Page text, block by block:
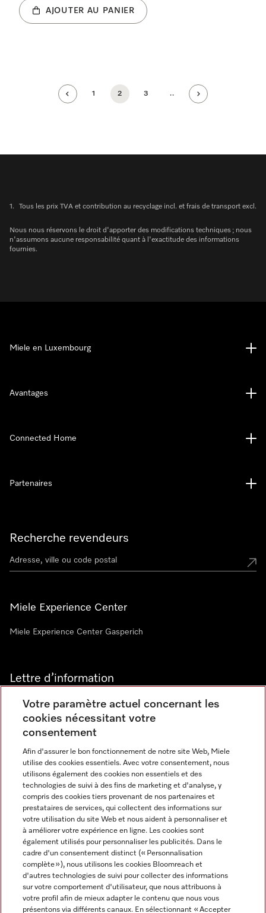
AJOUTER AU PANIER
1 2 3 ..
1. Tous les prix TVA et contribution au recyclage incl. et frais de transport excl.
Nous nous réservons le droit d'apporter des modifications techniques ; nous
n'assumons aucune responsabilité quant à l'exactitude des informations
fournies.
Recherche revendeurs
Miele Experience Center
Miele Experience Center Gasperich
Lettre d’information
Langue
FRANCAIS
Miele en Luxembourg
Avantages
Connected Home
Partenaires
Miele sur Instagram
Miele sur Youtube
Votre paramètre actuel concernant les
cookies nécessitant votre
consentement
Afin d'assurer le bon fonctionnement de notre site Web, Miele
utilise des cookies essentiels. Avec votre consentement, nous
utilisons également des cookies non essentiels et des
technologies de suivi à des fins de marketing et d'analyse, y
compris des cookies tiers provenant de nos partenaires et
prestataires de services, qui collectent des informations sur
votre utilisation du site Web et nous aident à personnaliser et
à améliorer votre expérience en ligne. Les cookies sont
également utilisés pour personnaliser les publicités. Dans le
cadre d'un consentement distinct (« Personnalisation
complète »), nous utilisons les cookies Bloomreach et
d'autres technologies de suivi pour collecter des informations
sur votre comportement d'utilisateur, que nous attribuons à
votre profil afin de mieux adapter le contenu que nous vous
présentons via différents canaux. En sélectionnant « Accepter